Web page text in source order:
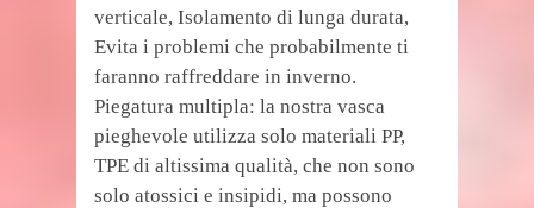
verticale, Isolamento di lunga durata,
Evita i problemi che probabilmente ti
faranno raffreddare in inverno.
Piegatura multipla: la nostra vasca
pieghevole utilizza solo materiali PP,
TPE di altissima qualità, che non sono
solo atossici e insipidi, ma possono